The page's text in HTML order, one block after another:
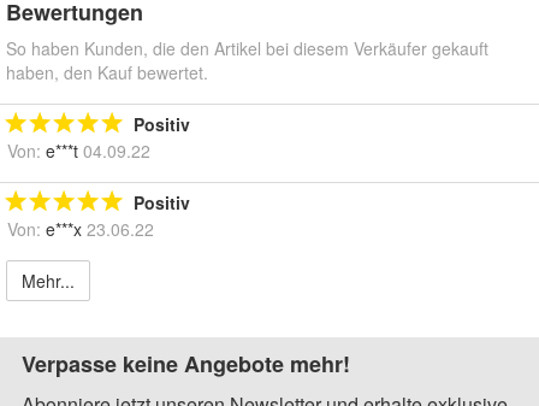
Bewertungen
So haben Kunden, die den Artikel bei diesem Verkäufer gekauft
haben, den Kauf bewertet.
Positiv
Von: e***t 04.09.22
Positiv
Von: e***x 23.06.22
Mehr...
Verpasse keine Angebote mehr!